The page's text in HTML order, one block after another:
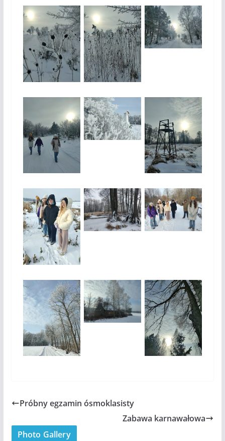
Próbny egzamin ósmoklasisty
Zabawa karnawałowa
Photo Gallery